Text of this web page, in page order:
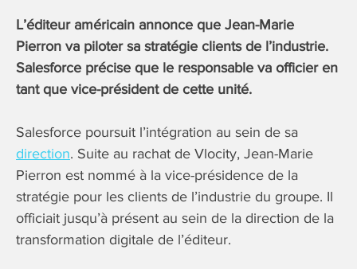
L’éditeur américain annonce que Jean-Marie
Pierron va piloter sa stratégie clients de l’industrie.
Salesforce précise que le responsable va officier en
tant que vice-président de cette unité.
Salesforce poursuit l’intégration au sein de sa
direction. Suite au rachat de Vlocity, Jean-Marie
Pierron est nommé à la vice-présidence de la
stratégie pour les clients de l’industrie du groupe. Il
officiait jusqu’à présent au sein de la direction de la
transformation digitale de l’éditeur.